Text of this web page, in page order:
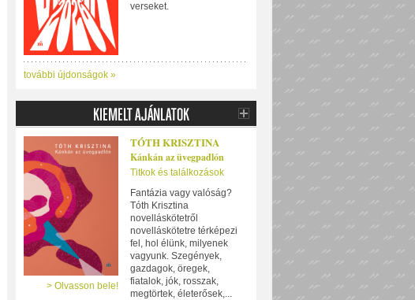
verseket.
további újdonságok »
> Olvasson bele!
TÓTH KRISZTINA
Kánkán az üvegpadlón
Titkok és találkozások
Fantázia vagy valóság?
Tóth Krisztina
novelláskötetről
novelláskötetre térképezi
fel, hol élünk, milyenek
vagyunk. Szegények,
gazdagok, öregek,
fiatalok, jók, rosszak,
megtörtek, életerősek,...